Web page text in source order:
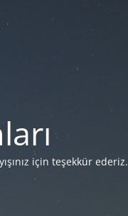
için teşekkür ederiz.